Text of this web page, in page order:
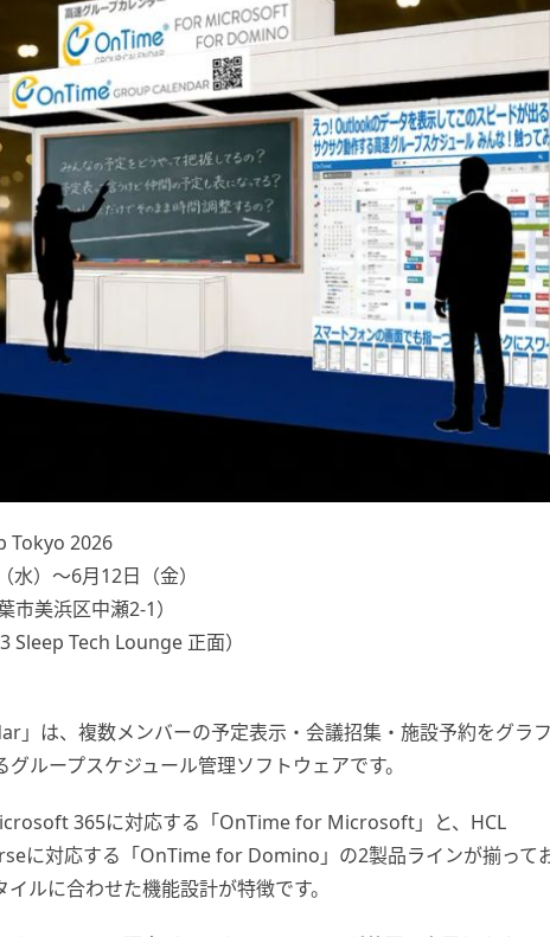
Tokyo 2026
）〜6月12日（金）
市美浜区中瀬2-1）
Sleep Tech Lounge 正面）
」は、複数メンバーの予定表示・会議招集・施設予約をグラ
ループスケジュール管理ソフトウェアです。
365に対応する「OnTime for Microsoft」と、HCL
に対応する「OnTime for Domino」の2製品ラインが揃って
ルに合わせた機能設計が特徴です。